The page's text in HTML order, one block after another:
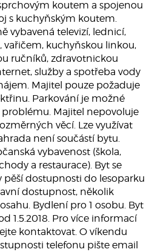
koutem a spojenou
s kuchyňským koutem.
vybavená televizí, lednicí,
kuchyňskou linkou,
ručníků, zdravotnickou
služby a spotřeba vody
Majitel pouze požaduje
Parkování je možné
Majitel nepovoluje
věcí. Lze využívat
není součástí bytu.
vybavenost (škola,
a restaurace). Byt se
pěší dostupnosti do lesoparku
dostupnost, několik
Bydlení pro 1 osobu. Byt
1.5.2018. Pro více informací
kontaktovat. O víkendu
telefonu pište email